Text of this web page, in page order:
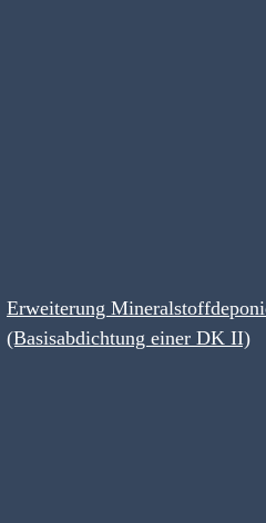
Erweiterung
(Basisabdichtung einer DK II)